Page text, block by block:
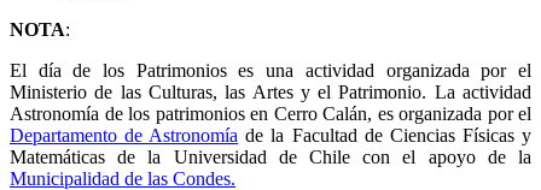
NOTA:
El día de los Patrimonios es una actividad organizada por el
Ministerio de las Culturas, las Artes y el Patrimonio. La actividad
Astronomía de los patrimonios en Cerro Calán, es organizada por el
Departamento de Astronomía de la Facultad de Ciencias Físicas y
Matemáticas de la Universidad de Chile con el apoyo de la
Municipalidad de las Condes.